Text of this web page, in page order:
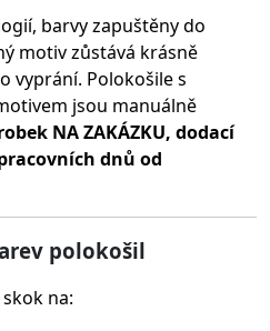
barvy zapuštěny do
motiv zůstává krásně
vyprání. Polokošile s
jsou manuálně
NA ZAKÁZKU, dodací
dnů od
polokošil
na: